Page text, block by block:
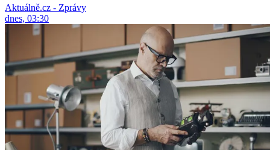
Aktuálně.cz - Zprávy
dnes, 03:30